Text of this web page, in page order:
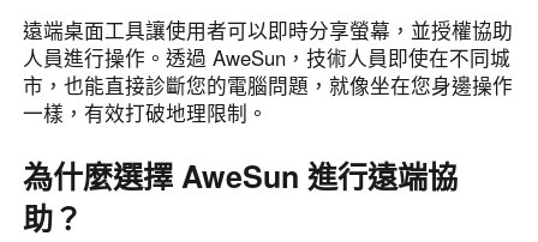
United Kingdom
English
España
Español
Россия
Русский
Белару́сь
Русский
Україна
English
Deutschland
English
Belgien
遠端桌面工具讓使用者可以即時分享螢幕，並授權協助
人員進行操作。透過 AweSun，技術人員即使在不同城
市，也能直接診斷您的電腦問題，就像坐在您身邊操作
一樣，有效打破地理限制。
為什麼選擇 AweSun 進行遠端協
助？